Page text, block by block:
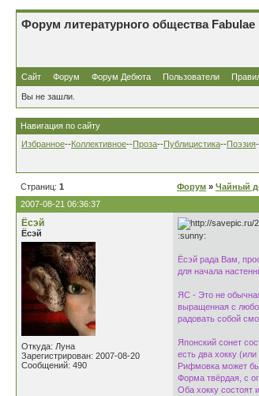
Форум литературного общества Fabulae
Сайт Форум Форум Дебюта Пользователи
Вы не зашли.
Навигация по сайту
Избранное--Коллективное--Проза--Публицистика--Поэзия
Страниц: 1 Форум » Чайный
2007-08-21 06:36:37
Ёсэй
Ёсэй
Откуда: Луна
Зарегистрирован: 2007-08-20
Сообщений: 490
:sunny:
Ёсэй рада Вам,
для начала
ЯС - Это не
выращенная с
радовать собой
Японский сонет
есть два хокку
Рифмовка может
Форма твёрдая, c
Оба хокку состоят